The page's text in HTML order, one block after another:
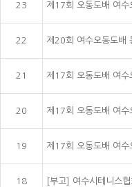
23 제17회 오동도배 여
22 제20회 여수오동도배
21 제17회 오동도배 여
20 제17회 오동도배 여
19 제17회 오동도배 여
18 [부고] 여수시테니스